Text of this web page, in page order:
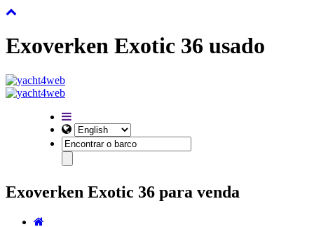
Exoverken Exotic 36 usado
Exoverken Exotic 36 para venda